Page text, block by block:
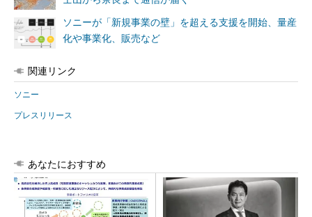
ソニーが「新規事業の壁」を超える支援を開始、量産
化や事業化、販売など
関連リンク
ソニー
プレスリリース
あなたにおすすめ